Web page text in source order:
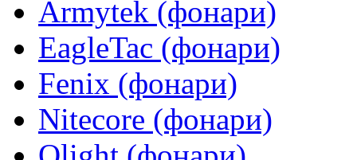
Armytek (фонари)
EagleTac (фонари)
Fenix (фонари)
Nitecore (фонари)